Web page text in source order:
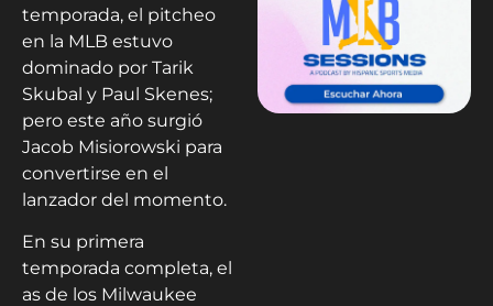
temporada, el pitcheo
en la MLB estuvo
dominado por Tarik
Skubal y Paul Skenes;
pero este año surgió
Jacob Misiorowski para
convertirse en el
lanzador del momento.
En su primera
temporada completa, el
as de los Milwaukee